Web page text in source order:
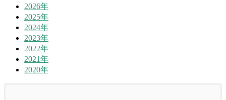
2026年
2025年
2024年
2023年
2022年
2021年
2020年